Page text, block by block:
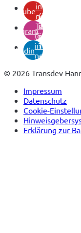
youtubein
neuem
Tab)
instagram
(öffnet
in
neuem
Tab)
linkedin
(öffnet
in
neuem
© 2026 Transdev
Impressum
Datenschutz
Cookie-
Erklärung zur